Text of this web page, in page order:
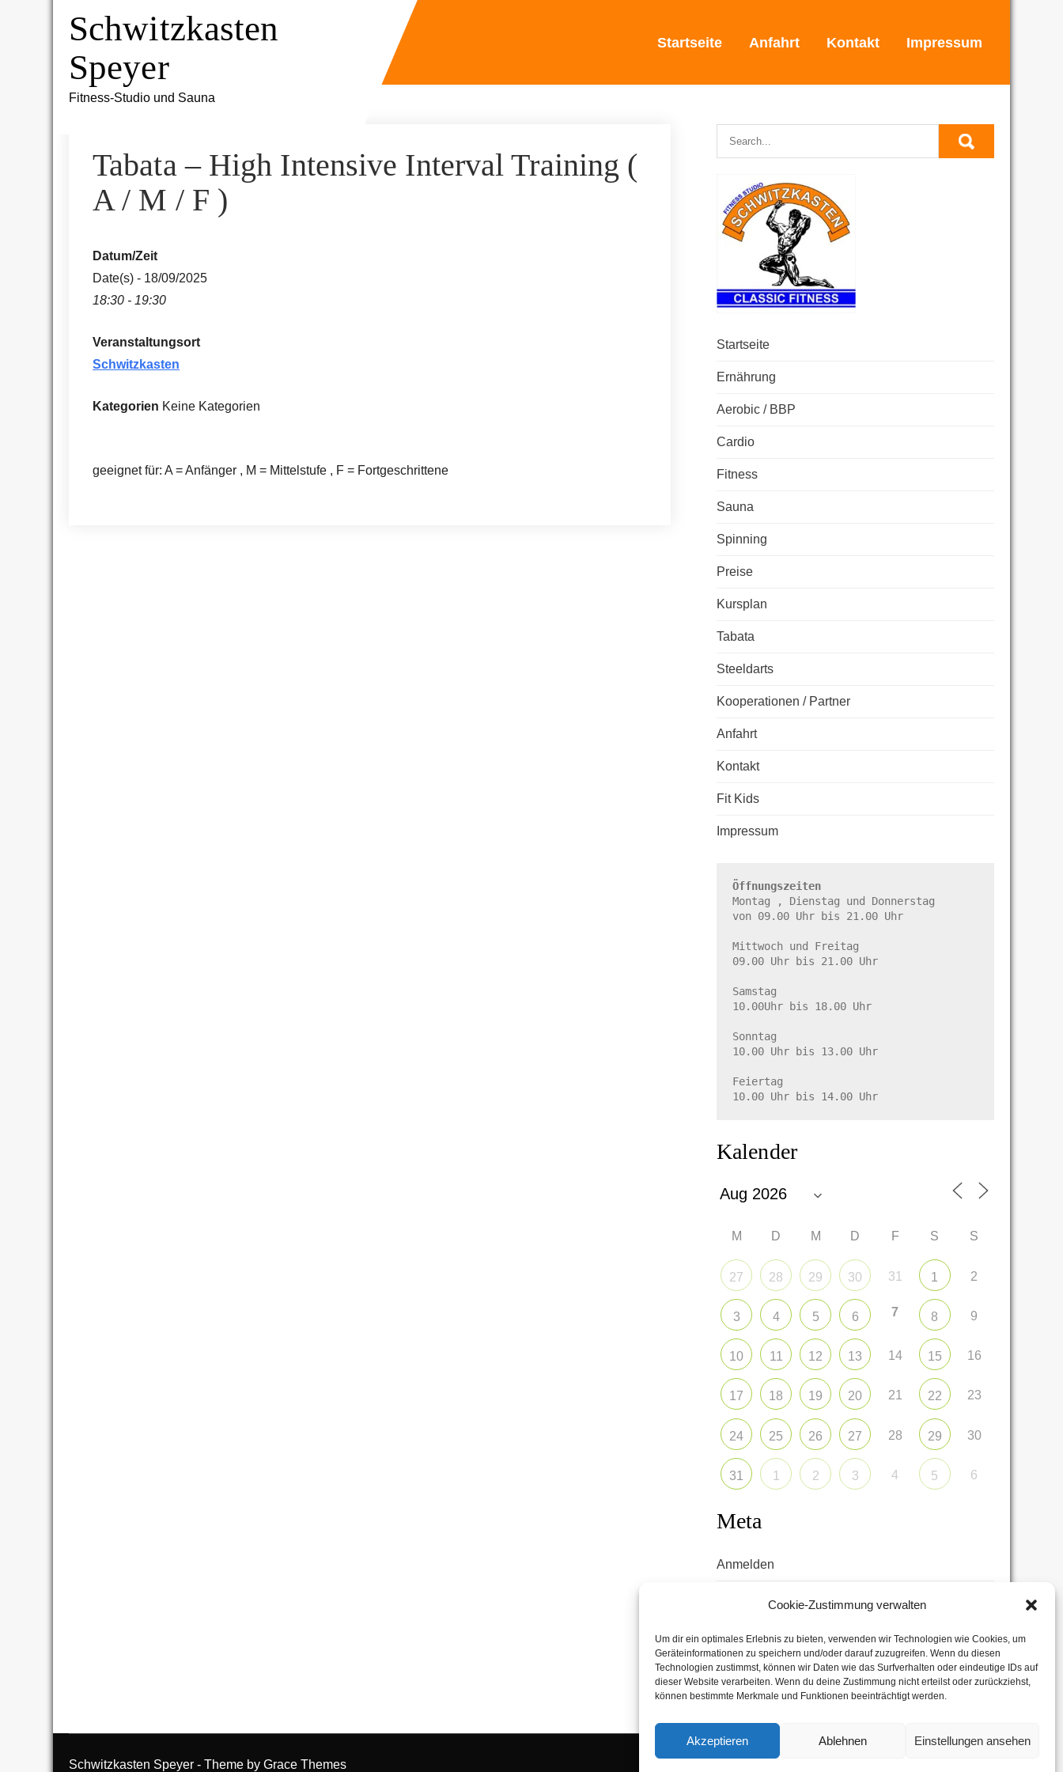
Cookie-Zustimmung verwalten
Um dir ein optimales Erlebnis zu bieten, verwenden wir Technologien wie Cookies, um
Geräteinformationen zu speichern und/oder darauf zuzugreifen. Wenn du diesen
Technologien zustimmst, können wir Daten wie das Surfverhalten oder eindeutige IDs auf
dieser Website verarbeiten. Wenn du deine Zustimmung nicht erteilst oder zurückziehst,
können bestimmte Merkmale und Funktionen beeinträchtigt werden.
Akzeptieren Ablehnen Einstellungen ansehen
Schwitzkasten
Speyer
Fitness-Studio und Sauna
Startseite Anfahrt Kontakt Impressum
Tabata – High Intensive Interval Training (
A / M / F )
Datum/Zeit
Date(s) - 18/09/2025
18:30 - 19:30
Veranstaltungsort
Schwitzkasten
Kategorien Keine Kategorien
geeignet für: A = Anfänger , M = Mittelstufe , F = Fortgeschrittene
Startseite
Ernährung
Aerobic / BBP
Cardio
Fitness
Sauna
Spinning
Preise
Kursplan
Tabata
Steeldarts
Kooperationen / Partner
Anfahrt
Kontakt
Fit Kids
Impressum
Öffnungszeiten
Montag , Dienstag und Donnerstag
von 09.00 Uhr bis 21.00 Uhr
Mittwoch und Freitag
09.00 Uhr bis 21.00 Uhr
Samstag
10.00Uhr bis 18.00 Uhr
Sonntag
10.00 Uhr bis 13.00 Uhr
Feiertag
10.00 Uhr bis 14.00 Uhr
Kalender
M D M D F S S
27 28 29 30 31 1 2
3 4 5 6 7 8 9
10 11 12 13 14 15 16
17 18 19 20 21 22 23
24 25 26 27 28 29 30
31 1 2 3 4 5 6
Meta
Anmelden
WordPress.org
Schwitzkasten Speyer - Theme by Grace Themes